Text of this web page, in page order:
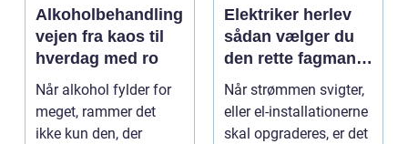
Alkoholbehandling
vejen fra kaos til
hverdag med ro
Når alkohol fylder for
meget, rammer det
ikke kun den, der
Elektriker herlev
sådan vælger du
den rette fagmand
til dine el-opgaver
Når strømmen svigter,
eller el-installationerne
skal opgraderes, er det